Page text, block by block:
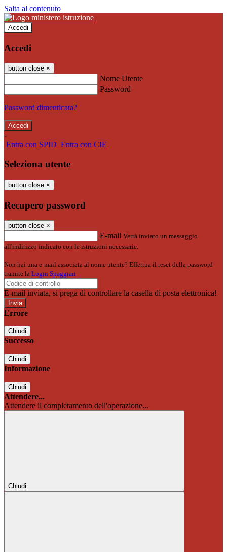
Salta al contenuto
Accedi
Accedi
button close ×
Nome Utente
Password
Password dimenticata?
-
Entra con SPID Entra con CIE
Seleziona utente
button close ×
Recupero password
button close ×
E-mail Verrà inviato un messaggio
all'indirizzo indicato con le istruzioni necessarie.
Non hai una e-mail associata al nome utente? Effettua il reset della password
tramite la Login Spaggiari
E-mail inviata, si prega di controllare la casella di posta elettronica!
Errore
Chiudi
Successo
Chiudi
Informazione
Chiudi
Attendere...
Attendere il completamento dell'operazione...
Chiudi